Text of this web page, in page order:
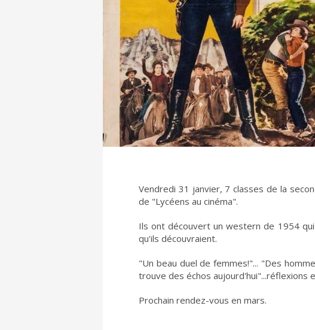
Vendredi 31 janvier, 7 classes de la
de "Lycéens au cinéma".
Ils ont découvert un western de 1954
qu'ils découvraient.
"Un beau duel de femmes!"... "Des
trouve des échos aujourd'hui"...réflexions
Prochain rendez-vous en mars.